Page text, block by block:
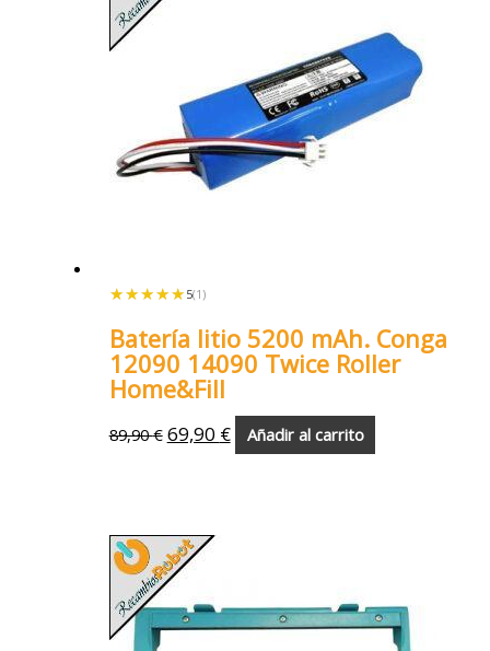
★★★★★
★★★★★ 5(1)
Batería litio 5200 mAh. Conga
12090 14090 Twice Roller
Home&Fill
89,90€ 69,90 € Añadir al carrito